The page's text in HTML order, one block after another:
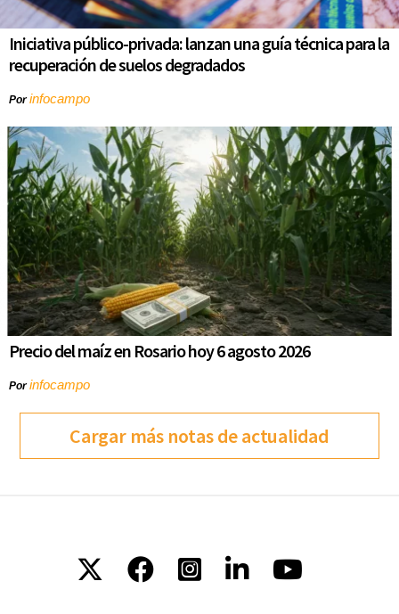
Iniciativa público-privada: lanzan una guía técnica para la
recuperación de suelos degradados
Porinfocampo
Precio del maíz en Rosario hoy 6 agosto 2026
Porinfocampo
Cargar más notas de actualidad